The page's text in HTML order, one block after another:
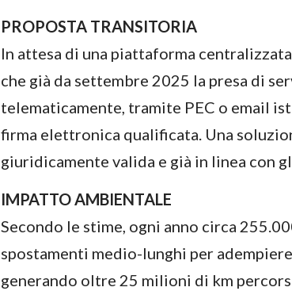
PROPOSTA TRANSITORIA
In attesa di una piattaforma
che già da settembre 2025 la presa di
telematicamente, tramite PEC o email
firma elettronica qualificata. Una
giuridicamente valida e già in linea con
IMPATTO AMBIENTALE
Secondo le stime, ogni anno circa
spostamenti medio-lunghi per
generando oltre 25 milioni di km